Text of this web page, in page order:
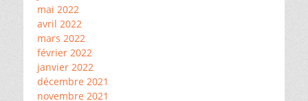
mai 2022
avril 2022
mars 2022
février 2022
janvier 2022
décembre 2021
novembre 2021